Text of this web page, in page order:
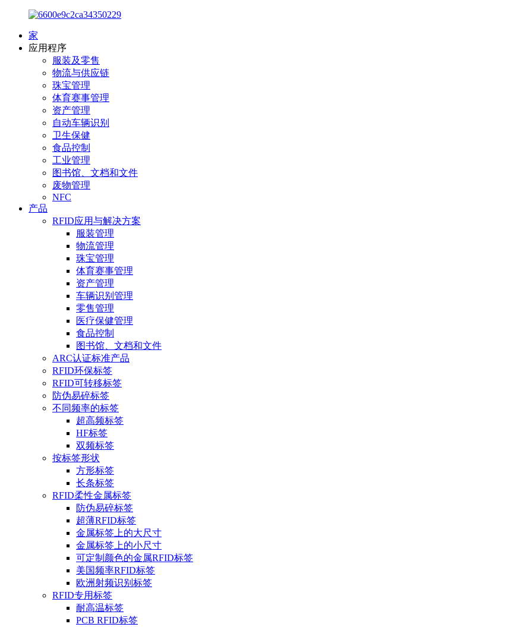
家
应用程序
服装及零售
物流与供应链
珠宝管理
体育赛事管理
资产管理
自动车辆识别
卫生保健
食品控制
工业管理
图书馆、文档和文件
废物管理
NFC
产品
RFID应用与解决方案
服装管理
物流管理
珠宝管理
体育赛事管理
资产管理
车辆识别管理
零售管理
医疗保健管理
食品控制
图书馆、文档和文件
ARC认证标准产品
RFID环保标签
RFID可转移标签
防伪易碎标签
不同频率的标签
超高频标签
HF标签
双频标签
按标签形状
方形标签
长条标签
RFID柔性金属标签
防伪易碎标签
超薄RFID标签
金属标签上的大尺寸
金属标签上的小尺寸
可定制颜色的金属RFID标签
美国频率RFID标签
欧洲射频识别标签
RFID专用标签
耐高温标签
PCB RFID标签